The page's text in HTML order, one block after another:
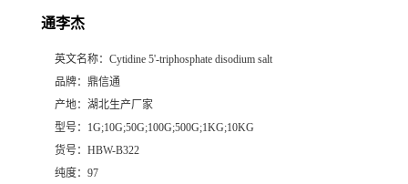
通李杰
英文名称： Cytidine 5'-triphosphate disodium salt
品牌： 鼎信通
产地： 湖北生产厂家
型号： 1G;10G;50G;100G;500G;1KG;10KG
货号： HBW-B322
纯度： 97